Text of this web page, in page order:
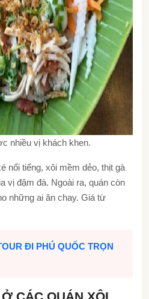
nhiều vị khách khen.
nổi tiếng, xôi mềm dẻo, thịt gà
vị đậm đà. Ngoài ra, quán còn
những ai ăn chay. Giá từ
ĐI PHÚ QUỐC TRỌN
CÁC QUÁN XÔI